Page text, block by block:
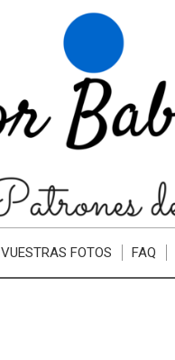
VUESTRAS FOTOS FAQ